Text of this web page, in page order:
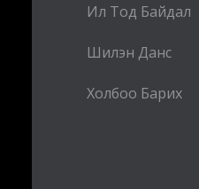
Ил Тод Байдал
Шилэн Данс
Холбоо Барих